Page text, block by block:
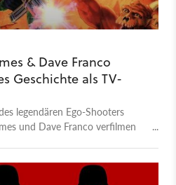
& Dave Franco
Geschichte als TV-
legendären Ego-Shooters
und Dave Franco verfilmen